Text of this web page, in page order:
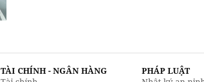
TÀI CHÍNH - NGÂN HÀNG
PHÁP LUẬT